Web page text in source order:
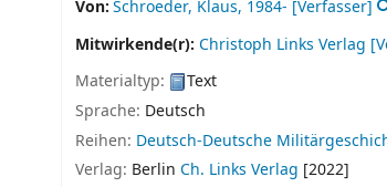
Von:Schroeder, Klaus, 1984- [Verfasser]
Mitwirkende(r): Christoph Links Verlag
Materialtyp:
Text
Sprache: Deutsch
Reihen: Deutsch-Deutsche
Verlag: Berlin Ch. Links Verlag [2022]